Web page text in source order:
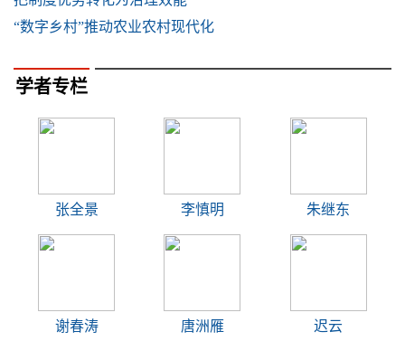
“数字乡村”推动农业农村现代化
学者专栏
张全景 李慎明 朱继东
谢春涛 唐洲雁 迟云